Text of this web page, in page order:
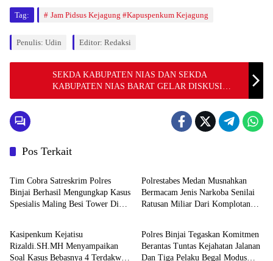
Tag: Jam Pidsus Kejagung #Kapuspenkum Kejagung
Penulis: Udin Editor: Redaksi
SEKDA KABUPATEN NIAS DAN SEKDA
KABUPATEN NIAS BARAT GELAR DISKUSI
BERSAMA
Pos Terkait
Hukum & Kriminal
Tim Cobra Satreskrim Polres
Binjai Berhasil Mengungkap Kasus
Spesialis Maling Besi Tower Di
Polrestabes Medan Musnahkan
Bermacam Jenis Narkoba Senilai
Ratusan Miliar Dari Komplotan
Hukum & Kriminal
Kasipenkum Kejatisu
Rizaldi.SH.MH Menyampaikan
Soal Kasus Bebasnya 4 Terdakwa
Hukum & Kriminal
Polres Binjai Tegaskan Komitmen
Berantas Tuntas Kejahatan Jalanan
Dan Tiga Pelaku Begal Modus